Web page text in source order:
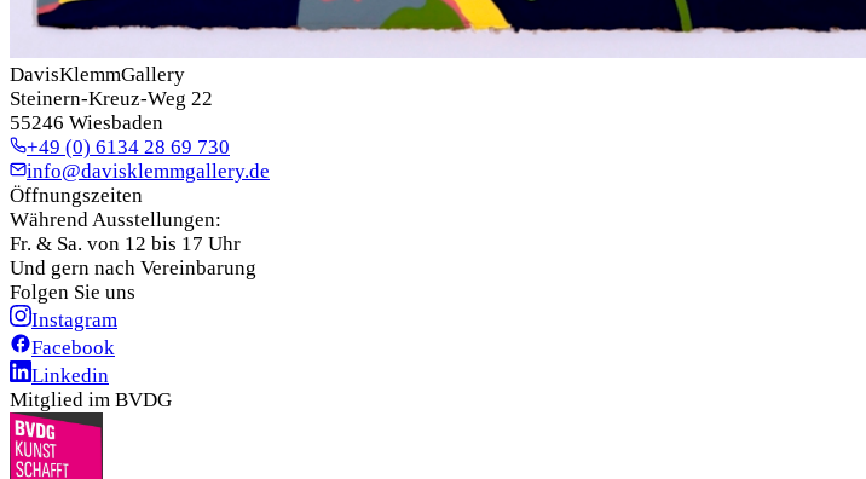
DavisKlemmGallery
Steinern-Kreuz-Weg 22
55246 Wiesbaden
+49 (0) 6134 28 69 730
info@davisklemmgallery.de
Öffnungszeiten
Während Ausstellungen:
Fr. & Sa. von 12 bis 17 Uhr
Und gern nach Vereinbarung
Folgen Sie uns
Instagram
Facebook
Linkedin
Mitglied im BVDG